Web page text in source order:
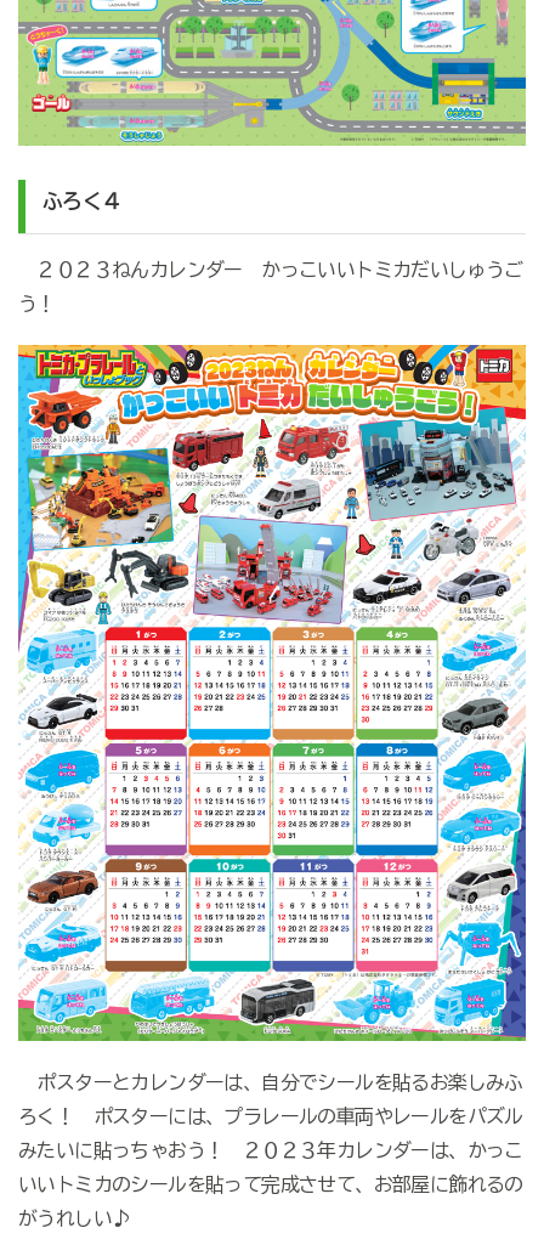
ふろく４
２０２３ねんカレンダー かっこいいトミカだいしゅうご
う！
ポスターとカレンダーは、自分でシールを貼るお楽しみふ
ろく！ ポスターには、プラレールの車両やレールをパズル
みたいに貼っちゃおう！ ２０２３年カレンダーは、かっこ
いいトミカのシールを貼って完成させて、お部屋に飾れるの
がうれしい♪